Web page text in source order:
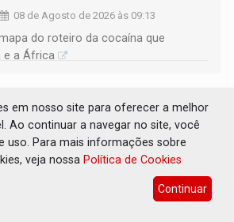
08 de Agosto de 2026 às 09:13
do roteiro da cocaína que
e a África
em nosso site para oferecer a melhor
Ao continuar a navegar no site, você
uso. Para mais informações sobre
veja nossa Política de Cookies
Continuar